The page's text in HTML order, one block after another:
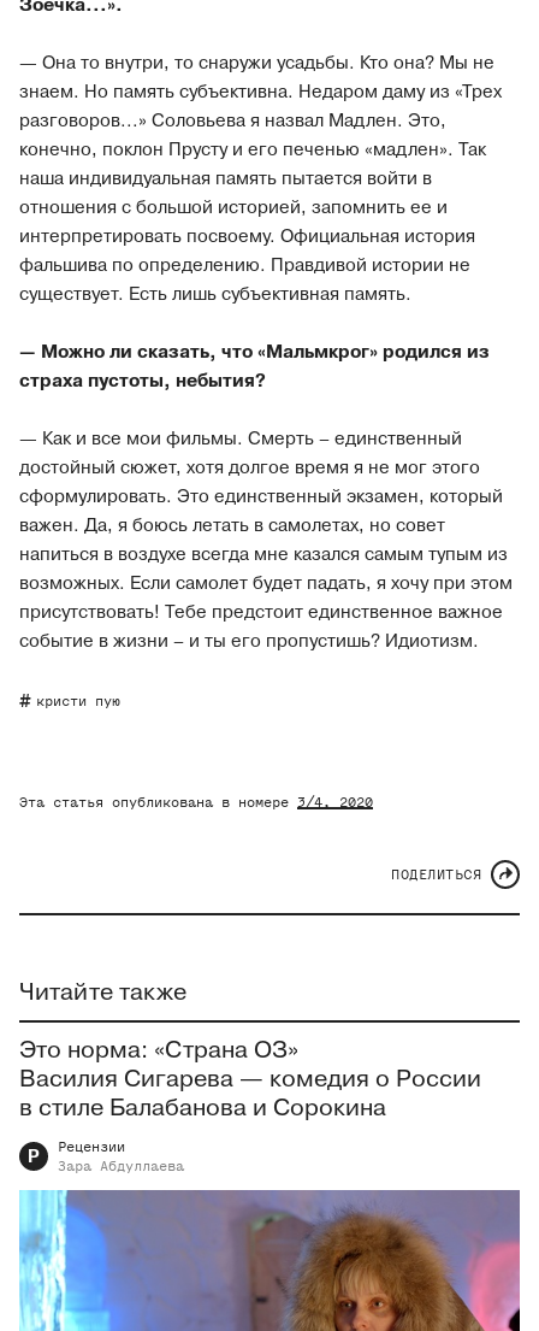
Зоечка...».
— Она то внутри, то снаружи усадьбы. Кто она? Мы не
знаем. Но память субъективна. Недаром даму из «Трех
разговоров...» Соловьева я назвал Мадлен. Это,
конечно, поклон Прусту и его печенью «мадлен». Так
наша индивидуальная память пытается войти в
отношения с большой историей, запомнить ее и
интерпретировать посвоему. Официальная история
фальшива по определению. Правдивой истории не
существует. Есть лишь субъективная память.
— Можно ли сказать, что «Мальмкрог» родился из
страха пустоты, небытия?
— Как и все мои фильмы. Смерть – единственный
достойный сюжет, хотя долгое время я не мог этого
сформулировать. Это единственный экзамен, который
важен. Да, я боюсь летать в самолетах, но совет
напиться в воздухе всегда мне казался самым тупым из
возможных. Если самолет будет падать, я хочу при этом
присутствовать! Тебе предстоит единственное важное
событие в жизни – и ты его пропустишь? Идиотизм.
кристи пую
Эта статья опубликована в номере 3/4, 2020
ПОДЕЛИТЬСЯ
Читайте также
Это норма: «Страна ОЗ»
Василия Сигарева — комедия о России
в стиле Балабанова и Сорокина
Р
Рецензии
Зара
Абдуллаева